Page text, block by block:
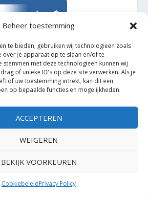
Beheer toestemming
te bieden, gebruiken wij technologieën zoals
je apparaat op te slaan en/of te
stemmen met deze technologieën kunnen wij
of unieke ID's op deze site verwerken. Als je
of uw toestemming intrekt, kan dit een
op bepaalde functies en mogelijkheden.
ACCEPTEREN
WEIGEREN
BEKIJK VOORKEUREN
CookiebeleidPrivacy Policy
TrudoFM
Elegant Themes| Mogelijk gemaakt door